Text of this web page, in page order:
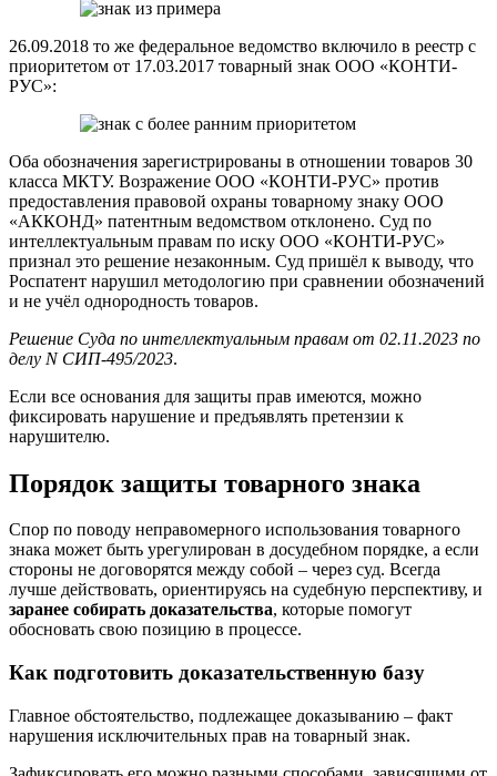
26.09.2018 то же федеральное ведомство включило в реестр с
приоритетом от 17.03.2017 товарный знак ООО «КОНТИ-
РУС»:
Оба обозначения зарегистрированы в отношении товаров 30
класса МКТУ. Возражение ООО «КОНТИ-РУС» против
предоставления правовой охраны товарному знаку ООО
«АККОНД» патентным ведомством отклонено. Суд по
интеллектуальным правам по иску ООО «КОНТИ-РУС»
признал это решение незаконным. Суд пришёл к выводу, что
Роспатент нарушил методологию при сравнении обозначений
и не учёл однородность товаров.
Решение Суда по интеллектуальным правам от 02.11.2023 по
делу N СИП-495/2023.
Если все основания для защиты прав имеются, можно
фиксировать нарушение и предъявлять претензии к
нарушителю.
Порядок защиты товарного знака
Спор по поводу неправомерного использования товарного
знака может быть урегулирован в досудебном порядке, а если
стороны не договорятся между собой – через суд. Всегда
лучше действовать, ориентируясь на судебную перспективу, и
заранее собирать доказательства, которые помогут
обосновать свою позицию в процессе.
Как подготовить доказательственную базу
Главное обстоятельство, подлежащее доказыванию – факт
нарушения исключительных прав на товарный знак.